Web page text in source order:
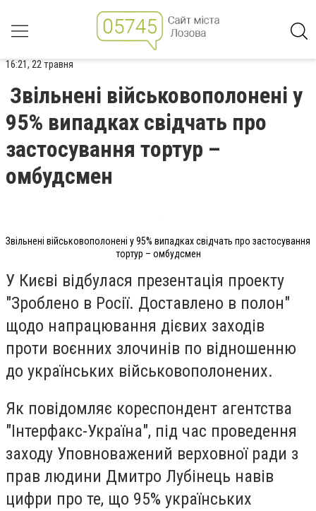
16:21, 22 травня
Звільнені військовополонені у
95% випадках свідчать про
застосування тортур –
омбудсмен
Звільнені військовополонені у 95% випадках свідчать про застосування
тортур – омбудсмен
У Києві відбулася презентація проекту
"Зроблено в Росії. Доставлено в полон"
щодо напрацювання дієвих заходів
проти воєнних злочинів по відношенню
до українських військовополонених.
Як повідомляє кореспондент агентства
"Інтерфакс-Україна", під час проведення
заходу Уповноважений верховної ради з
прав людини Дмитро Лубінець навів
цифри про те, що 95% українських